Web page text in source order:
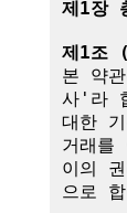
제1장
제1조
본 약
사'라
대한
거래를
이의
으로